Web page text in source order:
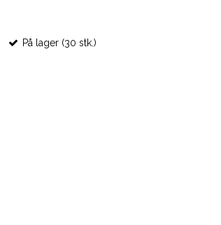
På lager (30 stk.)